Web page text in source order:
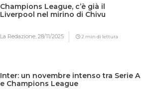
Champions League, c’è già il
Liverpool nel mirino di Chivu
La Redazione,28/11/2025 2 min di lettura
Inter: un novembre intenso tra Serie A
e Champions League